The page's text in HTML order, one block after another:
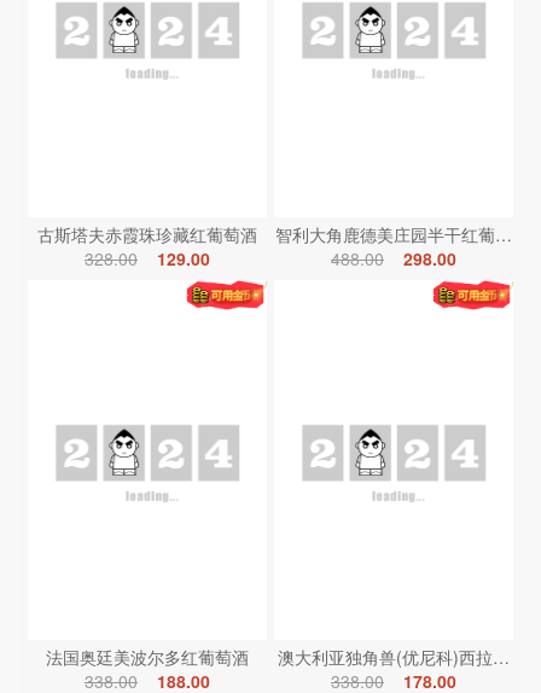
古斯塔夫赤霞珠珍藏红葡萄酒
328.00
129.00
智利大角鹿德美庄园半干红葡萄酒
488.00
298.00
法国奥廷美波尔多红葡萄酒
338.00
188.00
澳大利亚独角兽(优尼科)西拉红葡
338.00
178.00